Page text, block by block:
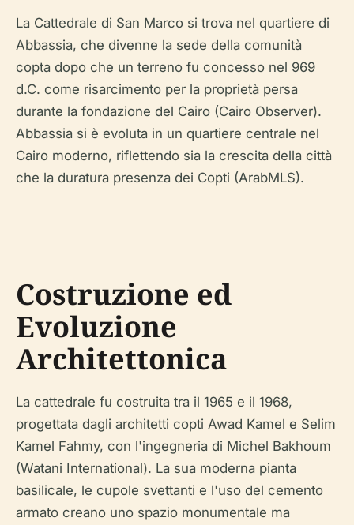
La Cattedrale di San Marco si trova nel quartiere di
Abbassia, che divenne la sede della comunità
copta dopo che un terreno fu concesso nel 969
d.C. come risarcimento per la proprietà persa
durante la fondazione del Cairo (Cairo Observer).
Abbassia si è evoluta in un quartiere centrale nel
Cairo moderno, riflettendo sia la crescita della città
che la duratura presenza dei Copti (ArabMLS).
Costruzione ed
Evoluzione
Architettonica
La cattedrale fu costruita tra il 1965 e il 1968,
progettata dagli architetti copti Awad Kamel e Selim
Kamel Fahmy, con l'ingegneria di Michel Bakhoum
(Watani International). La sua moderna pianta
basilicale, le cupole svettanti e l'uso del cemento
armato creano uno spazio monumentale ma